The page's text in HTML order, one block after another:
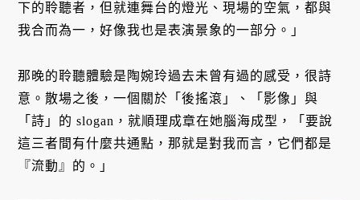
下的聆聽者，但就連舞台的燈光、現場的空氣，都與
我合而為一，好像我也是表演景象的一部分。」
那晚的聆聽體驗是陶婉玲過去未曾有過的感受，很詩
意。散場之後，一個關於「後搖滾」、「影像」與
「詩」的 slogan，就順理成章在她腦海成型，「要說
這三者間有什麼共通點，那就是對我而言，它們都是
『流動』的。」